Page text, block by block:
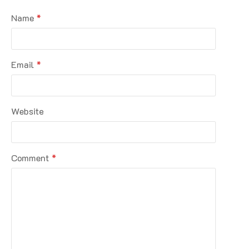
Name *
Email *
Website
Comment *